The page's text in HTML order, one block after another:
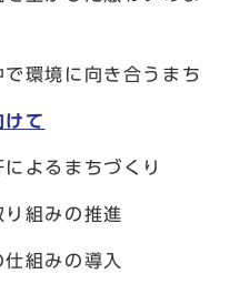
境に向き合うまち
て
るまちづくり
組みの推進
組みの導入